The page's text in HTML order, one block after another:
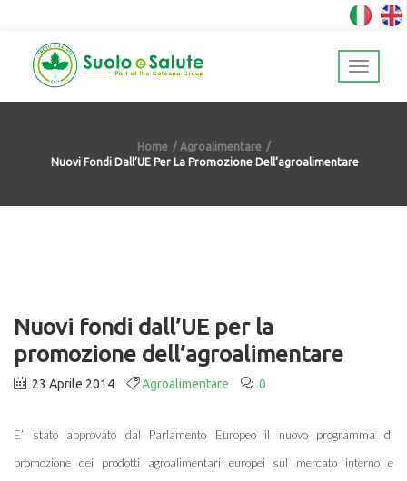
Home
Agroalimentare
Nuovi Fondi Dall’UE Per La Promozione Dell’agroalimentare
Nuovi fondi dall’UE per la
promozione dell’agroalimentare
23 Aprile 2014 Agroalimentare 0
E’ stato approvato dal Parlamento Europeo il nuovo programma di
promozione dei prodotti agroalimentari europei sul mercato interno e